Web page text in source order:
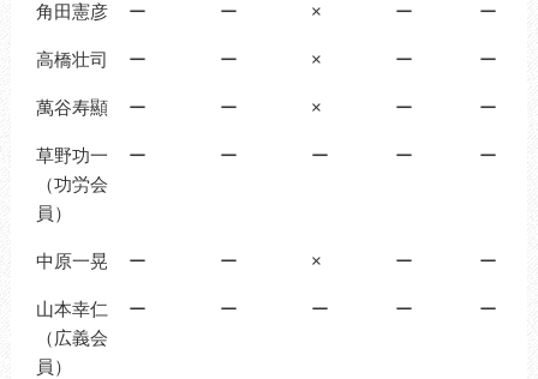
角田憲彦 ー ー × ー ー
高橋壮司 ー ー × ー ー
萬谷寿顯 ー ー × ー ー
草野功一
（功労会
員）
ー ー ー ー ー
中原一晃 ー ー × ー ー
山本幸仁
（広義会
員）
ー ー ー ー ー